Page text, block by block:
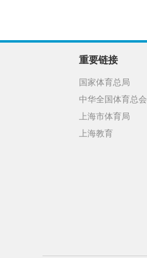
重要链接
国家体育总局
中华全国体育总会
上海市体育局
上海教育